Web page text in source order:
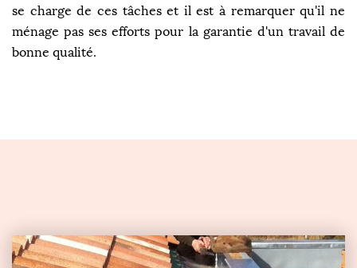
se charge de ces tâches et il est à remarquer qu'il ne
ménage pas ses efforts pour la garantie d'un travail de
bonne qualité.